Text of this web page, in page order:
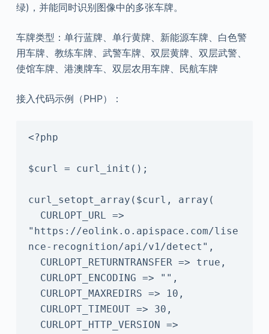
绿)，并能同时识别图像中的多张车牌。
车牌类型：单行蓝牌、单行黄牌、新能源车牌、白色警
用车牌、教练车牌、武警车牌、双层黄牌、双层武警、
使馆车牌、港澳牌车、双层农用车牌、民航车牌
接入代码示例（PHP）：
<?php
$curl = curl_init();
curl_setopt_array($curl, array(
"https://eolink.o.apispace.com/lise
nce-recognition/api/v1/detect",